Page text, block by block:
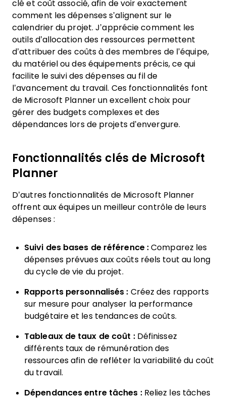
clé et coût associé, afin de voir exactement
comment les dépenses s’alignent sur le
calendrier du projet. J’apprécie comment les
outils d’allocation des ressources permettent
d’attribuer des coûts à des membres de l’équipe,
du matériel ou des équipements précis, ce qui
facilite le suivi des dépenses au fil de
l’avancement du travail. Ces fonctionnalités font
de Microsoft Planner un excellent choix pour
gérer des budgets complexes et des
dépendances lors de projets d’envergure.
Fonctionnalités clés de Microsoft
Planner
D’autres fonctionnalités de Microsoft Planner
offrent aux équipes un meilleur contrôle de leurs
dépenses :
Suivi des bases de référence : Comparez les
dépenses prévues aux coûts réels tout au long
du cycle de vie du projet.
Rapports personnalisés : Créez des rapports
sur mesure pour analyser la performance
budgétaire et les tendances de coûts.
Tableaux de taux de coût :Définissez
différents taux de rémunération des
ressources afin de refléter la variabilité du coût
du travail.
Dépendances entre tâches :Reliez les tâches